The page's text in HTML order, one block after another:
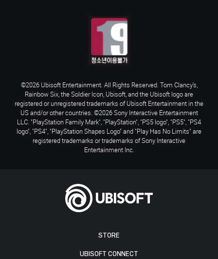
STORE
UBISOFT CONNECT
©2026 Ubisoft Entertainment. All Rights Reserved. Tom Clancy’s,
Rainbow Six, the Soldier Icon, Ubisoft, and the Ubisoft logo are
registered or unregistered trademarks of Ubisoft Entertainment in the
US and/or other countries. ©2026 Sony Interactive Entertainment
LLC. "PlayStation Family Mark", "PlayStation", "PS5 logo", "PS5", "PS4
logo", "PS4", "PlayStation Shapes Logo" and "Play Has No Limits" are
registered trademarks or trademarks of Sony Interactive
Entertainment Inc.